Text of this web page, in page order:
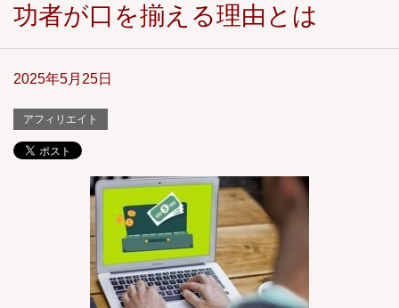
功者が口を揃える理由とは
2025年5月25日
アフィリエイト